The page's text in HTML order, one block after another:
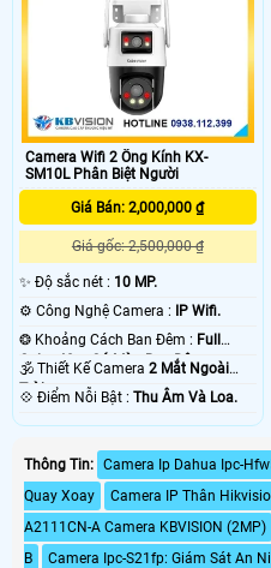
Camera Wifi 2 Ống Kính KX-
SM10L Phân Biệt Người
Giá Bán: 2,000,000 ₫
Giá gốc: 2,500,000 ₫
✨ Độ sắc nét : 10 MP.
⚙ Công Nghệ Camera : IP Wifi.
❂ Khoảng Cách Ban Đêm : Full
Color 40m Có Màu Ban Ðêm.
🕉️ Thiết Kế Camera 2 Mắt Ngoài
Trời.
️💠 Điểm Nỗi Bật : Thu Âm Và Loa.
Thông Tin: Camera Ip Dahua Ipc-
Quay Xoay
Camera IP Thân
A2111CN-A Camera KBVISION (2MP)
B
Camera Ipc-S21fp: Giám Sát An